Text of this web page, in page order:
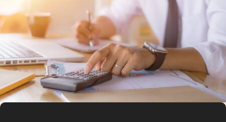
Mundial 2026
Eventos Corporativos
El Cronista Studio
Mediakit
abre en nueva pestaña